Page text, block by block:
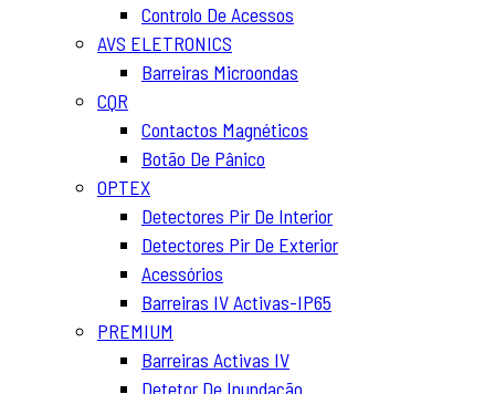
Controlo De Acessos
AVS ELETRONICS
Barreiras Microondas
CQR
Contactos Magnéticos
Botão De Pânico
OPTEX
Detectores Pir De Interior
Detectores Pir De Exterior
Acessórios
Barreiras IV Activas-IP65
PREMIUM
Barreiras Activas IV
Detetor De Inundação